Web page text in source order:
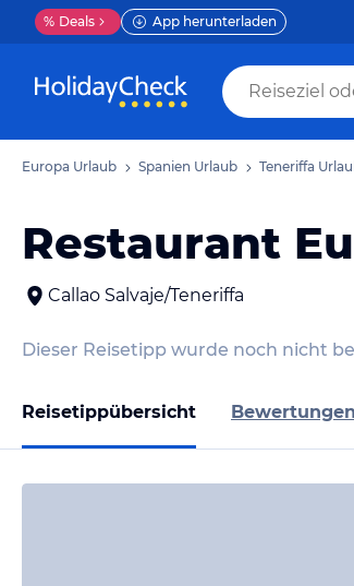
% Deals App herunterladen
Europa Urlaub Spanien Urlaub Teneriffa
Restaurant
Callao Salvaje/Teneriffa
Dieser Reisetipp wurde noch nicht
Reisetippübersicht Bewertungen